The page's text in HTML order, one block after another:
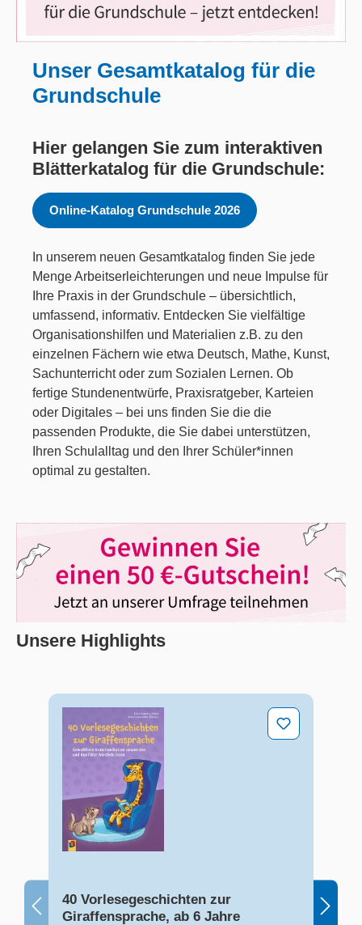
Unser Gesamtkatalog für die
Grundschule
Hier gelangen Sie zum interaktiven
Blätterkatalog für die Grundschule:
Online-Katalog Grundschule 2026
In unserem neuen Gesamtkatalog finden Sie jede
Menge Arbeitserleichterungen und neue Impulse für
Ihre Praxis in der Grundschule – übersichtlich,
umfassend, informativ. Entdecken Sie vielfältige
Organisationshilfen und Materialien z.B. zu den
einzelnen Fächern wie etwa Deutsch, Mathe, Kunst,
Sachunterricht oder zum Sozialen Lernen. Ob
fertige Stundenentwürfe, Praxisratgeber, Karteien
oder Digitales – bei uns finden Sie die die
passenden Produkte, die Sie dabei unterstützen,
Ihren Schulalltag und den Ihrer Schüler*innen
optimal zu gestalten.
Unsere Highlights
Produktgalerie überspringen
40 Vorlesegeschichten zur Giraffensprache, ab 6
40 Vorlesegeschichten zur
Giraffensprache, ab 6 Jahre